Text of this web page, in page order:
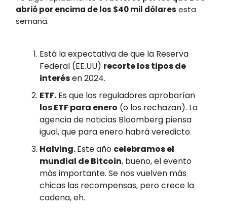
abrió por encima de los $40 mil dólares esta
semana.
Está la expectativa de que la Reserva
Federal (EE.UU) recorte los tipos de
interésen 2024.
ETF. Es que los reguladores aprobarían
los ETF para enero (o los rechazan). La
agencia de noticias Bloomberg piensa
igual, que para enero habrá veredicto.
Halving.Este año celebramos el
mundial de Bitcoin, bueno, el evento
más importante. Se nos vuelven más
chicas las recompensas, pero crece la
cadena, eh.